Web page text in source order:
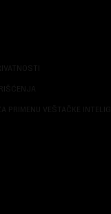
PRIMENU VEŠTAČKE